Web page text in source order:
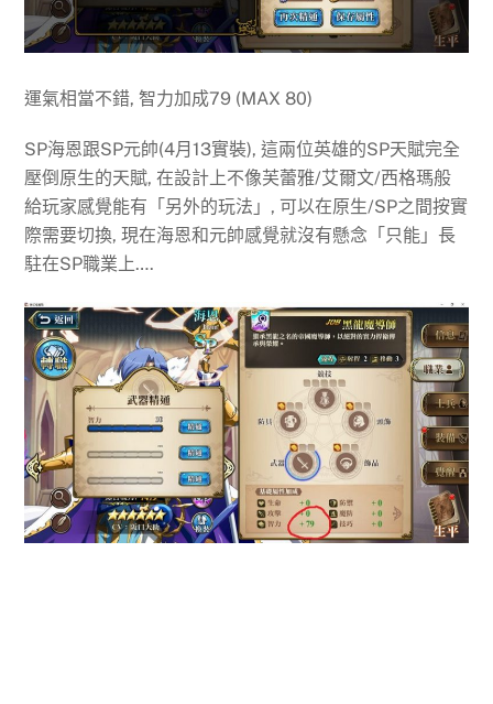
運氣相當不錯, 智力加成79 (MAX 80)
SP海恩跟SP元帥(4月13實裝), 這兩位英雄的SP天賦完全
壓倒原生的天賦, 在設計上不像芙蕾雅/艾爾文/西格瑪般
給玩家感覺能有「另外的玩法」, 可以在原生/SP之間按實
際需要切換, 現在海恩和元帥感覺就沒有懸念「只能」長
駐在SP職業上….